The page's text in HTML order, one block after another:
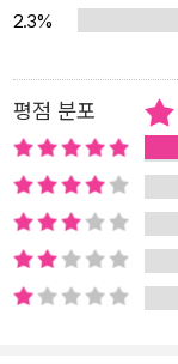
2.3%
평점 분포